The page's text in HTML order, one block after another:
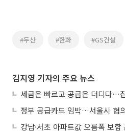
#두산 #한화 #GS건설
김지영 기자의 주요 뉴스
세금은 빠르고 공급은 더디다…